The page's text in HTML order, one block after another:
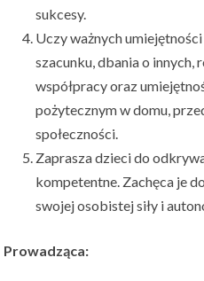
sukcesy.
Uczy ważnych
szacunku, dbania o
współpracy oraz
pożytecznym w domu,
społeczności.
Zaprasza dzieci do
kompetentne. Zachęca je
swojej osobistej siły i
Prowadząca: